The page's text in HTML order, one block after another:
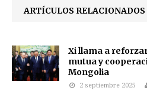
ARTÍCULOS RELACIONADOS
Xi llama a
mutua y
Mongolia
2 septiembre 2025